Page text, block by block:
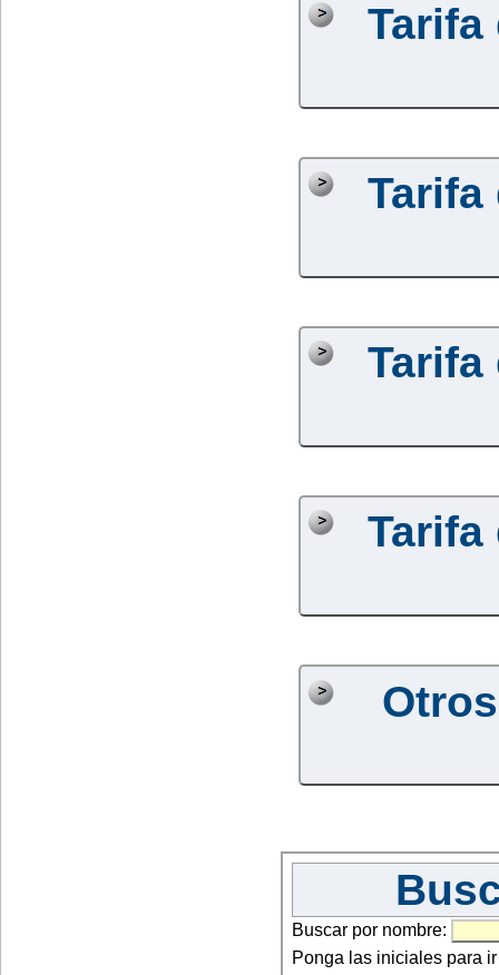
Tarifa
Tarifa
Tarifa
Tarifa
Buscar por nombre:
Ponga las iniciales para